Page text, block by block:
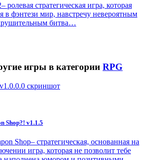
ролевая стратегическая игра, которая
в фэнтези мир, навстречу невероятным
битва…
игры в категории RPG
Shop?! v1.1.5
Shop– стратегическая, основанная на
игра, которая не позволит тебе